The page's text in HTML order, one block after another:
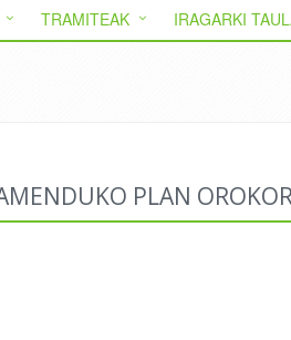
TRAMITEAK IRAGARKI
PLAN